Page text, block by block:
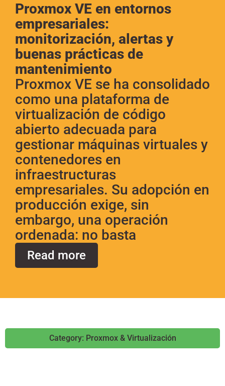
Proxmox VE en entornos
empresariales:
monitorización, alertas y
buenas prácticas de
mantenimiento
Proxmox VE se ha consolidado
como una plataforma de
virtualización de código
abierto adecuada para
gestionar máquinas virtuales y
contenedores en
infraestructuras
empresariales. Su adopción en
producción exige, sin
embargo, una operación
ordenada: no basta
Read more
Category: Proxmox & Virtualización